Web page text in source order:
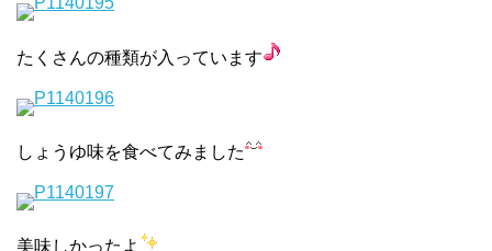
たくさんの種類が入っています
しょうゆ味を食べてみました
美味しかったよ